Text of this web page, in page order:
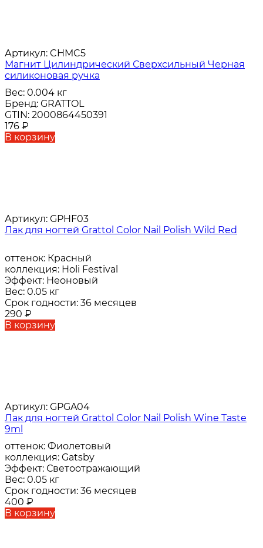
Артикул: CHMC5
Магнит Цилиндрический Сверхсильный Черная
силиконовая ручка
Вес: 0.004 кг
Бренд: GRATTOL
GTIN: 2000864450391
176 ₽
В корзину
Артикул: GPHF03
Лак для ногтей Grattol Color Nail Polish Wild Red
оттенок: Красный
коллекция: Holi Festival
Эффект: Неоновый
Вес: 0.05 кг
Срок годности: 36 месяцев
290 ₽
В корзину
Артикул: GPGA04
Лак для ногтей Grattol Color Nail Polish Wine Taste
9ml
оттенок: Фиолетовый
коллекция: Gatsby
Эффект: Светоотражающий
Вес: 0.05 кг
Срок годности: 36 месяцев
400 ₽
В корзину